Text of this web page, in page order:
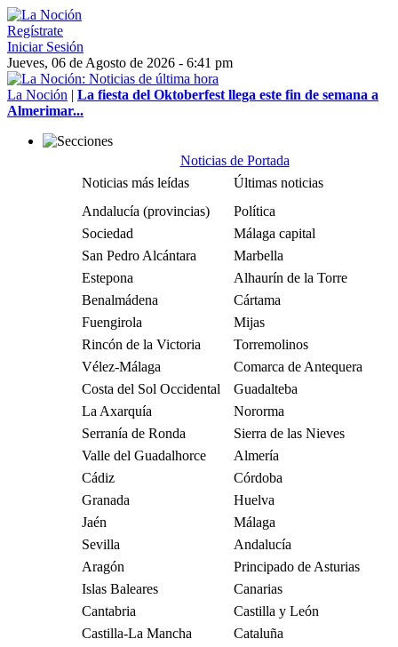
Regístrate
Iniciar Sesión
Jueves, 06 de Agosto de 2026 - 6:41 pm
La Noción | La fiesta del Oktoberfest llega este fin de semana a
Almerimar...
Noticias de Portada
Noticias más leídas
Últimas noticias
Andalucía (provincias)
Política
Sociedad
Málaga capital
San Pedro Alcántara
Marbella
Estepona
Alhaurín de la Torre
Benalmádena
Cártama
Fuengirola
Mijas
Rincón de la Victoria
Torremolinos
Vélez-Málaga
Comarca de Antequera
Costa del Sol Occidental
Guadalteba
La Axarquía
Nororma
Serranía de Ronda
Sierra de las Nieves
Valle del Guadalhorce
Almería
Cádiz
Córdoba
Granada
Huelva
Jaén
Málaga
Sevilla
Andalucía
Aragón
Principado de Asturias
Islas Baleares
Canarias
Cantabria
Castilla y León
Castilla-La Mancha
Cataluña